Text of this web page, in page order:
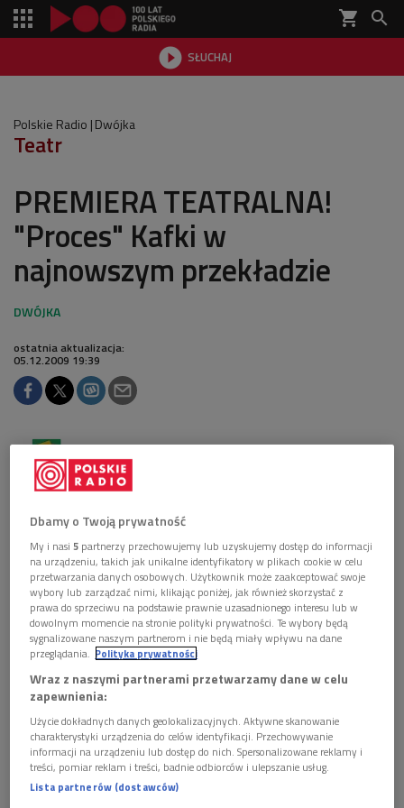
shopping_cart 
 SŁUCHAJ

Polskie Radio Dwójka
Teatr
PREMIERA TEATRALNA!
"Proces" Kafki w
najnowszym przekładzie
ostatnia aktualizacja:
05.12.2009 19:39
Google News
W cyklu Powieść w Teatrze Wyobraźni premiera
słuchowiska wg. znakomitego opowiadania Franza
Kafki pt.: Proces w najnowszym polskim przekładzie
Jakuba Ekiera i w adaptacji radiowej Witolda Malesy.
Reżyseria Jana Warenyci, w roli Józefa K. - Grzegorz
Kwiecień.
5 grudnia 2009, godz.18:00
Franz Kafka (1883-1924) to jeden z najbardziej fascynujących
pisarzy XX wieku. Za jego życia ukazała się zaledwie część
opowiadań i fragmenty niedokończonej powieściAmeryka
śmierci autora jego przyjaciel Max Brod, wbrew woli zmarłego,
opublikował kolejnoProces,
Dbamy o Twoją prywatność
My i nasi5 partnerzy przechowujemy lub uzyskujemy dostęp do informacji
na urządzeniu, takich jak unikalne identyfikatory w plikach cookie w celu
przetwarzania danych osobowych. Użytkownik może zaakceptować swoje
wybory lub zarządzać nimi, klikając poniżej, jak również skorzystać z
prawa do sprzeciwu na podstawie prawnie uzasadnionego interesu lub w
dowolnym momencie na stronie polityki prywatności. Te wybory będą
sygnalizowane naszym partnerom i nie będą miały wpływu na dane
przeglądania. Polityka prywatności
Wraz z naszymi partnerami przetwarzamy dane w celu
zapewnienia:
Użycie dokładnych danych geolokalizacyjnych. Aktywne skanowanie
charakterystyki urządzenia do celów identyfikacji. Przechowywanie
informacji na urządzeniu lub dostęp do nich. Spersonalizowane reklamy i
treści, pomiar reklam i treści, badnie odbiorców i ulepszanie usług.
Lista partnerów (dostawców)